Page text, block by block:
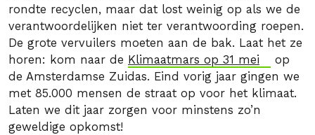
rondte recyclen, maar dat lost weinig op als we de
verantwoordelijken niet ter verantwoording roepen.
De grote vervuilers moeten aan de bak. Laat het ze
horen: kom naar de Klimaatmars op 31 mei
op
de Amsterdamse Zuidas. Eind vorig jaar gingen we
met 85.000 mensen de straat op voor het klimaat.
Laten we dit jaar zorgen voor minstens zo’n
geweldige opkomst!